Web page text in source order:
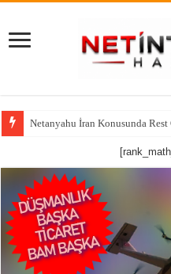
Netanyahu İran Konusunda Rest
CNN’den çarpıcı iddia: